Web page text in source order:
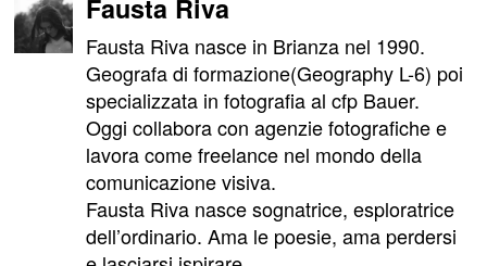
Fausta Riva
Fausta Riva nasce in Brianza nel 1990.
Geografa di formazione(Geography L-6) poi
specializzata in fotografia al cfp Bauer.
Oggi collabora con agenzie fotografiche e
lavora come freelance nel mondo della
comunicazione visiva.
Fausta Riva nasce sognatrice, esploratrice
dell’ordinario. Ama le poesie, ama perdersi